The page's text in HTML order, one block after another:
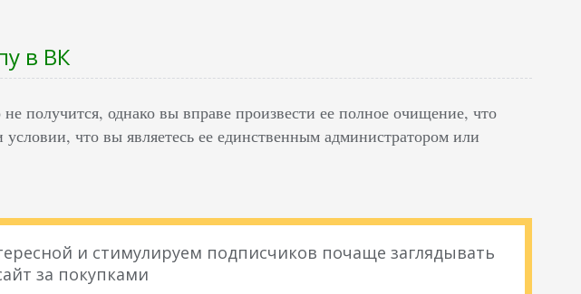
в ВК
получится, однако вы вправе произвести ее полное очищение, что
что вы являетесь ее единственным администратором или
и стимулируем подписчиков почаще заглядывать
за покупками